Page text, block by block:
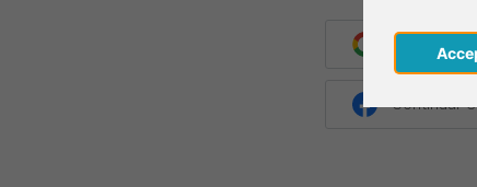
Continuar
Continuar